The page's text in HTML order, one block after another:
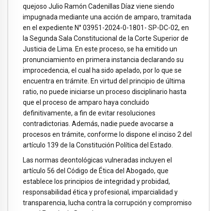
quejoso Julio Ramón Cadenillas Díaz viene siendo
impugnada mediante una acción de amparo, tramitada
en el expediente N° 03951-2024-0-1801- SP-DC-02, en
la Segunda Sala Constitucional de la Corte Superior de
Justicia de Lima. En este proceso, se ha emitido un
pronunciamiento en primera instancia declarando su
improcedencia, el cual ha sido apelado, por lo que se
encuentra en trámite. En virtud del principio de última
ratio, no puede iniciarse un proceso disciplinario hasta
que el proceso de amparo haya concluido
definitivamente, a fin de evitar resoluciones
contradictorias. Además, nadie puede avocarse a
procesos en trámite, conforme lo dispone el inciso 2 del
artículo 139 de la Constitución Política del Estado.
Las normas deontológicas vulneradas incluyen el
artículo 56 del Código de Ética del Abogado, que
establece los principios de integridad y probidad,
responsabilidad ética y profesional, imparcialidad y
transparencia, lucha contra la corrupción y compromiso